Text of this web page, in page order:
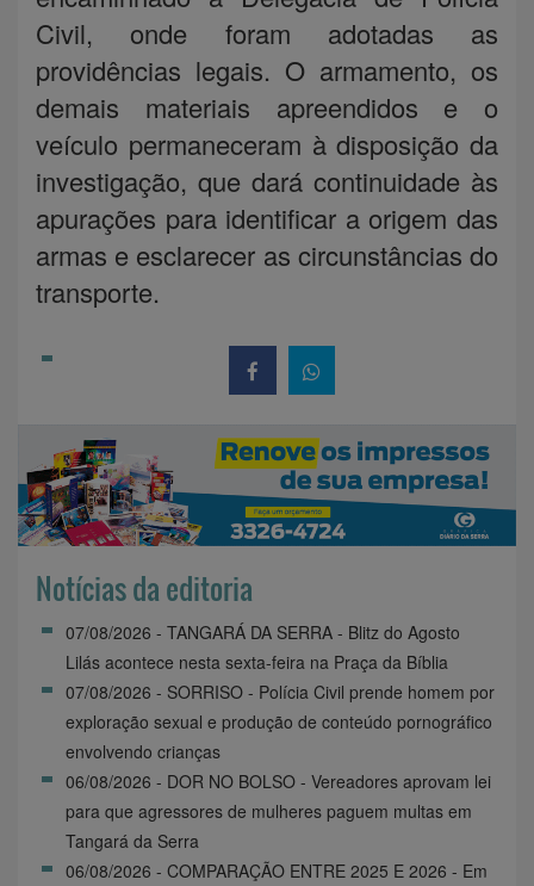
Civil, onde foram adotadas as
providências legais. O armamento, os
demais materiais apreendidos e o
veículo permaneceram à disposição da
investigação, que dará continuidade às
apurações para identificar a origem das
armas e esclarecer as circunstâncias do
transporte.
Notícias da editoria
07/08/2026 - TANGARÁ DA SERRA - Blitz do Agosto
Lilás acontece nesta sexta-feira na Praça da Bíblia
07/08/2026 - SORRISO - Polícia Civil prende homem por
exploração sexual e produção de conteúdo pornográfico
envolvendo crianças
06/08/2026 - DOR NO BOLSO - Vereadores aprovam lei
para que agressores de mulheres paguem multas em
Tangará da Serra
06/08/2026 - COMPARAÇÃO ENTRE 2025 E 2026 - Em